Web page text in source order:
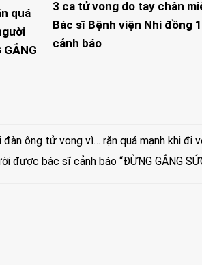
quá
3 ca tử vong do tay chân
Bác sĩ Bệnh viện Nhi đồng
cảnh báo
đàn ông tử vong vì… rặn quá mạnh khi đi
được bác sĩ cảnh báo “ĐỪNG GẮNG